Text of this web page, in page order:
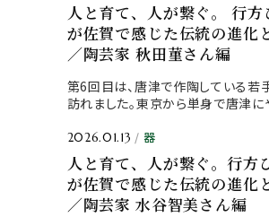
人と育て、人が繋ぐ。 行方
が佐賀で感じた伝統の進化
／陶芸家 秋田菫さん編
第6回目は、唐津で作陶している若
訪れました。東京から単身で唐津に
2026.01.13 器
人と育て、人が繋ぐ。行方
が佐賀で感じた伝統の進化
／陶芸家 水谷智美さん編